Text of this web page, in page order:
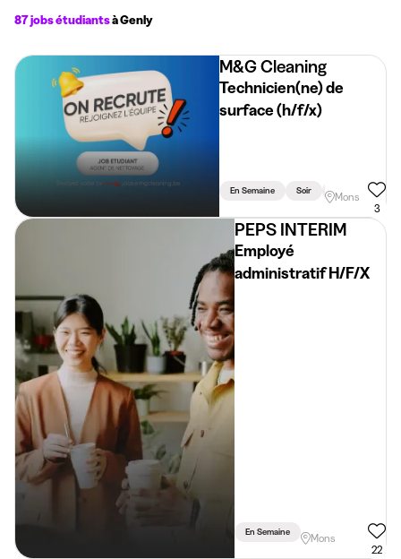
87 jobs étudiantsà Genly
M&G Cleaning
Technicien(ne) de
surface (h/f/x)
En Semaine Soir Vacances
Mons
3
PEPS INTERIM
Employé
administratif H/F/X
En Semaine
Mons
22